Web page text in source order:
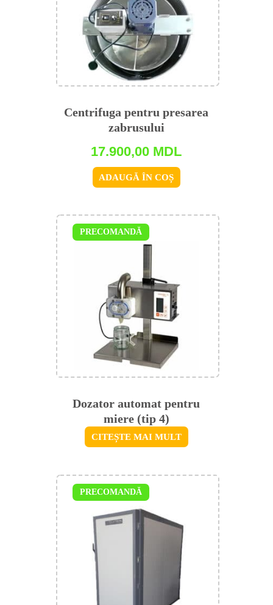
Centrifuga pentru presarea
zabrusului
17.900,00 MDL
ADAUGĂ ÎN COȘ
Dozator automat pentru
miere (tip 4)
CITEȘTE MAI MULT
PRECOMANDĂ
PRECOMANDĂ